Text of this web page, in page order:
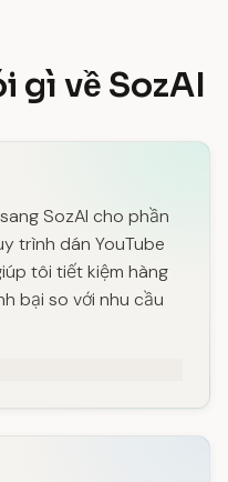
gì về SozAI
SozAI cho phần
trình dán YouTube
tôi tiết kiệm hàng
bại so với nhu cầu